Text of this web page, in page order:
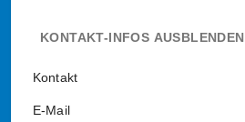
KONTAKT-INFOS AUSBLENDEN
Kontakt
E-Mail